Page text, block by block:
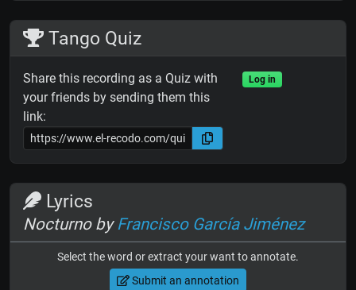
Tango Quiz
Share this recording as a Quiz with
your friends by sending them this
link:
Log in
Lyrics
Nocturno byFrancisco García Jiménez
Select the word or extract your want to annotate.
Submit an annotation